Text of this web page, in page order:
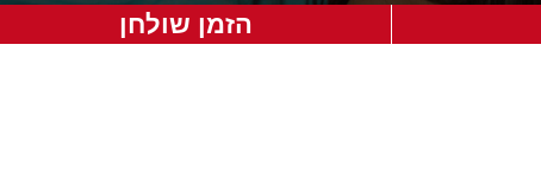
הזמן שולחן